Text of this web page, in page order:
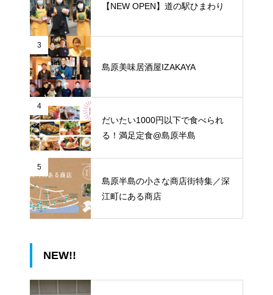
【NEW OPEN】道の駅ひまわり
3
島原美味居酒屋IZAKAYA
4
だいたい1000円以下で食べられ
る！満足定食@島原半島
5
島原半島の小さな商店街特集／深
江町にある商店
NEW!!